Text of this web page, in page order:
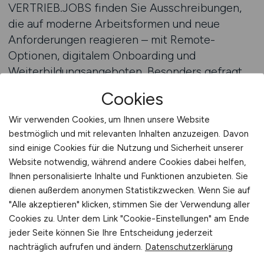
VERTRIEB.JOBS finden Sie Ausschreibungen,
die auf moderne Arbeitsformen und neue
Anforderungen reagieren – mit Remote-
Optionen, digitalem Onboarding und
Weiterbildungsangeboten. Besonders gefragt
Verständnis verbinden – sei es in der
Kundenkommunikation, in der
Prozessoptimierung oder in der
Vertriebssteuerung über KPIs. Wenn Sie
Veränderungen als Chance sehen, ist der
digitale Vertrieb genau Ihr Spielfeld.
Zum Jobfinder
Cookies
Wir verwenden Cookies, um Ihnen unsere Website
bestmöglich und mit relevanten Inhalten anzuzeigen. Davon
sind einige Cookies für die Nutzung und Sicherheit unserer
Website notwendig, während andere Cookies dabei helfen,
Ihnen personalisierte Inhalte und Funktionen anzubieten. Sie
dienen außerdem anonymen Statistikzwecken. Wenn Sie auf
"Alle akzeptieren" klicken, stimmen Sie der Verwendung aller
Cookies zu. Unter dem Link "Cookie-Einstellungen" am Ende
jeder Seite können Sie Ihre Entscheidung jederzeit
nachträglich aufrufen und ändern. Datenschutzerklärung